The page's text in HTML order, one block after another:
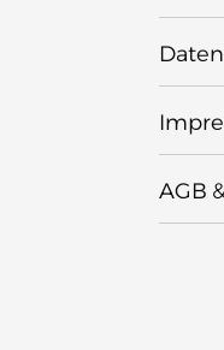
AGB